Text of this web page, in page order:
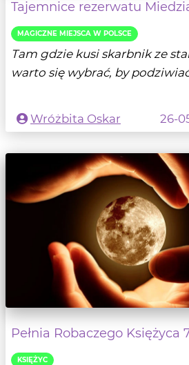
Tajemnice rezerwatu
MAGICZNE MIEJSCA W POLSCE
Tam gdzie kusi skarbnik ze
warto się wybrać, by
Wróżbita Oskar
26-
Pełnia Robaczego Księżyca
KSIĘŻYC